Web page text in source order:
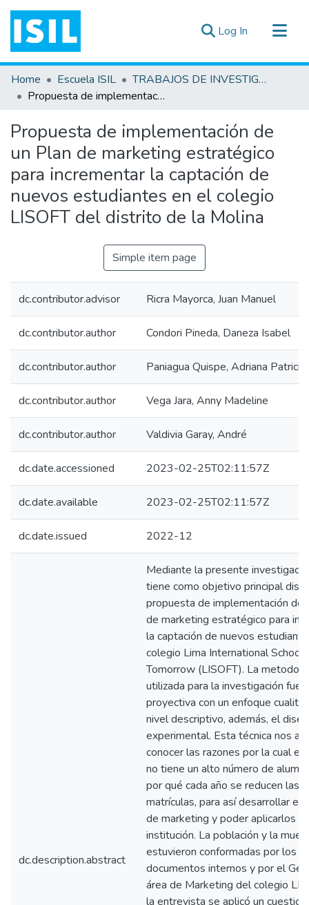
Log In (current)
All of DSpace
Statistics
Documentos ▾
Home Escuela ISIL
TRABAJOS DE INVESTIGACIÓN
Propuesta de implementación de un Plan de marketing estratégico para incrementar la captación de nuevos estudiantes en el colegio LISOFT del distrito de la Molina
Propuesta de implementación de
un Plan de marketing estratégico
para incrementar la captación de
nuevos estudiantes en el colegio
LISOFT del distrito de la Molina
Simple item page
dc.contributor.advisor Ricra Mayorca, Juan Manuel
dc.contributor.author Condori Pineda, Daneza Isabel
dc.contributor.author Paniagua Quispe, Adriana Patricia
dc.contributor.author Vega Jara, Anny Madeline
dc.contributor.author Valdivia Garay, André
dc.date.accessioned 2023-02-25T02:11:57Z
dc.date.available 2023-02-25T02:11:57Z
dc.date.issued 2022-12
dc.description.abstract
Mediante la presente
tiene como objetivo principal
propuesta de implementación de
de marketing estratégico para
la captación de nuevos
colegio Lima International School
Tomorrow (LISOFT). La
utilizada para la investigación fue
proyectiva con un enfoque
nivel descriptivo, además, el
experimental. Esta técnica nos
conocer las razones por la cual el
no tiene un alto número de
por qué cada año se reducen las
matrículas, para así desarrollar
de marketing y poder aplicarlos
institución. La población y la
estuvieron conformadas por los
documentos internos y por el
área de Marketing del colegio
la entrevista se aplicó un